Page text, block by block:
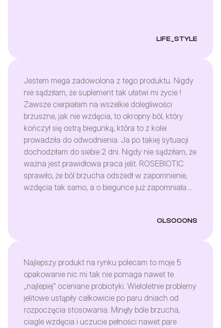
LIFE_STYLE
Jestem mega zadowolona z tego produktu. Nigdy
nie sądziłam, że suplement tak ułatwi mi życie !
Zawsze cierpiałam na wszelkie dolegliwości
brzuszne, jak nie wzdęcia, to okropny ból, który
kończył się ostrą biegunką, która to z kolei
prowadziła do odwodnienia. Ja po takiej sytuacji
dochodziłam do siebie 2 dni. Nigdy nie sądziłam, że
ważna jest prawidłowa praca jelit. ROSEBIOTIC
sprawiło, że ból brzucha odszedł w zapomnienie,
wzdęcia tak samo, a o biegunce już zapomniałam.
poprawił, nie mam krostek i co najważniejsze, moje
apteczce te pastylki ! One ratują życie ! Dodatkowo
jak ktoś nie lubi łykać tabletek, może rozgryźć, albo
ssać. Pastylki mają mocno mleczny smak, ja
osobiście nie lubię mlecznych rzeczy, ale da się
przeżyć :)
OLSOOONS
Najlepszy produkt na rynku polecam to moje 5
opakowanie nic mi tak nie pomaga nawet te
,,najlepiej” oceniane probiotyki. Wieloletnie problemy
jelitowe ustąpiły całkowicie po paru dniach od
rozpoczęcia stosowania. Minęły bóle brzucha,
ciagle wzdęcia i uczucie pełności nawet pare